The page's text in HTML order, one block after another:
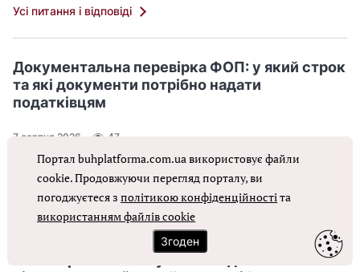
Усі питання і відповіді
Документальна перевірка ФОП: у який строк
та які документи потрібно надати
податківцям
7 серпня 2026 47
1095 днів минули: чи можна подати
уточнюючий Розрахунок?
6 серпня 2026 60
Портал buhplatforma.com.ua використовує файли
cookie. Продовжуючи перегляд порталу, ви
погоджуєтеся зполітикою конфіденційностіта
використанням файлів cookie
Згоден